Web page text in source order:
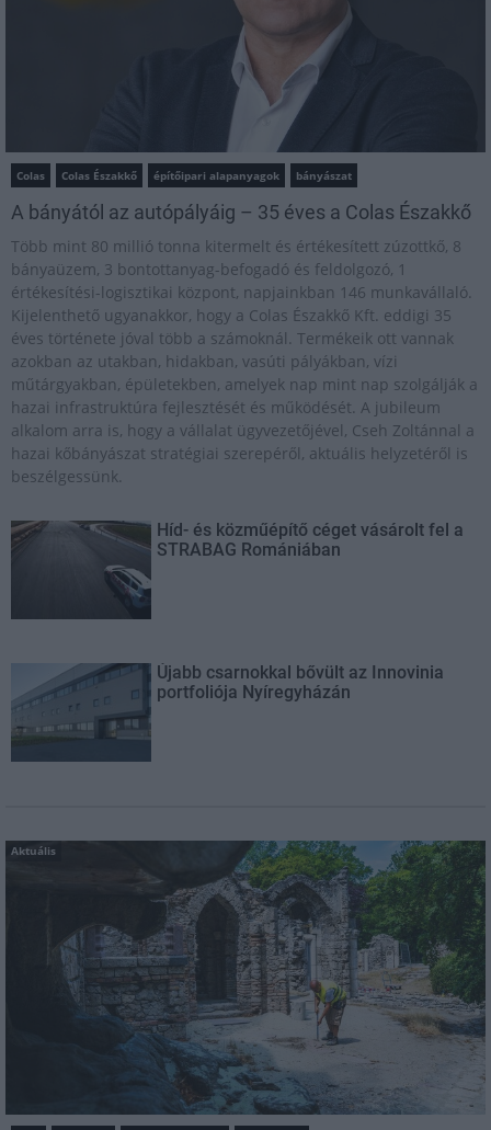
Colas Colas Északkő építőipari alapanyagok bányászat
A bányától az autópályáig – 35 éves a Colas Északkő
Több mint 80 millió tonna kitermelt és értékesített zúzottkő, 8
bányaüzem, 3 bontottanyag-befogadó és feldolgozó, 1
értékesítési-logisztikai központ, napjainkban 146 munkavállaló.
Kijelenthető ugyanakkor, hogy a Colas Északkő Kft. eddigi 35
éves története jóval több a számoknál. Termékeik ott vannak
azokban az utakban, hidakban, vasúti pályákban, vízi
műtárgyakban, épületekben, amelyek nap mint nap szolgálják a
hazai infrastruktúra fejlesztését és működését. A jubileum
alkalom arra is, hogy a vállalat ügyvezetőjével, Cseh Zoltánnal a
hazai kőbányászat stratégiai szerepéről, aktuális helyzetéről is
beszélgessünk.
Híd- és közműépítő céget vásárolt fel a
STRABAG Romániában
Újabb csarnokkal bővült az Innovinia
portfoliója Nyíregyházán
Aktuális